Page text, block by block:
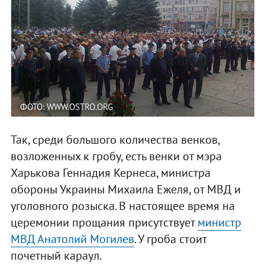
ФОТО: WWW.OSTRO.ORG
Так, среди большого количества венков,
возложенных к гробу, есть венки от мэра
Харькова Геннадия Кернеса, министра
обороны Украины Михаила Ежеля, от МВД и
уголовного розыска. В настоящее время на
церемонии прощания присутствуетминистр
МВД Анатолий Могилев. У гроба стоит
почетный караул.